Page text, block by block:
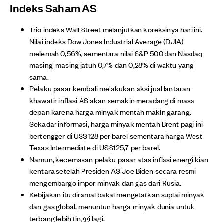
Indeks Saham AS
Trio indeks Wall Street melanjutkan koreksinya hari ini.
Nilai indeks Dow Jones Industrial Average (DJIA)
melemah 0,56%, sementara nilai S&P 500 dan Nasdaq
masing-masing jatuh 0,7% dan 0,28% di waktu yang
sama.
Pelaku pasar kembali melakukan aksi jual lantaran
khawatir inflasi AS akan semakin meradang di masa
depan karena harga minyak mentah makin garang.
Sekadar informasi, harga minyak mentah Brent pagi ini
bertengger di US$128 per barel sementara harga West
Texas Intermediate di US$125,7 per barel.
Namun, kecemasan pelaku pasar atas inflasi energi kian
kentara setelah Presiden AS Joe Biden secara resmi
mengembargo impor minyak dan gas dari Rusia.
Kebijakan itu diramal bakal mengetatkan suplai minyak
dan gas global, menuntun harga minyak dunia untuk
terbang lebih tinggi lagi.